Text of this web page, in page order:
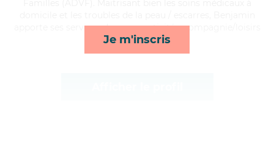
Je m'inscris
apporte ses services de repas, activités, compagnie/loisirs
et mobilité*